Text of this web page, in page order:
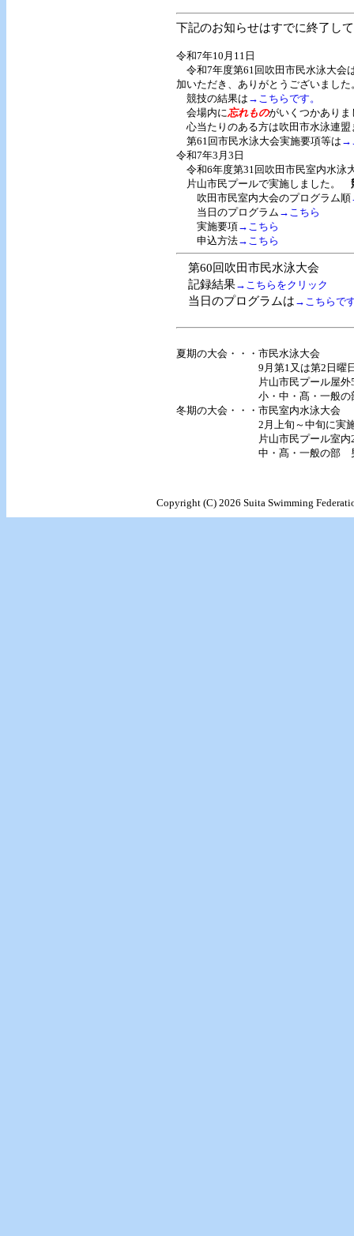
下記のお知らせはすでに終了し
令和7年10月11日
令和7年度第61回吹田市民水泳大会
加いただき、ありがとうございました
競技の結果は →こちらです。
会場内に忘れものがいくつかありま
心当たりのある方は吹田市水泳連
第61回市民水泳大会実施要項等は →
令和7年3月3日
令和6年度第31回吹田市民室内水泳
片山市民プールで実施しました。
吹田市民室内大会のプログラム順
当日のプログラム →こちら
実施要項→こちら
申込方法→こちら
第60回吹田市民水泳大会
記録結果→こちらをクリック
当日のプログラムは →こちらで
夏期の大会・・・市民水泳大会
9月第1又は第2日曜日……
片山市民プール屋外50
小・中・髙・一般の部
冬期の大会・・・市民室内水泳大会
2月上旬～中旬に実施
片山市民プール室内
中・髙・一般の部 男女
Copyright (C) 2026 Suita Swimming